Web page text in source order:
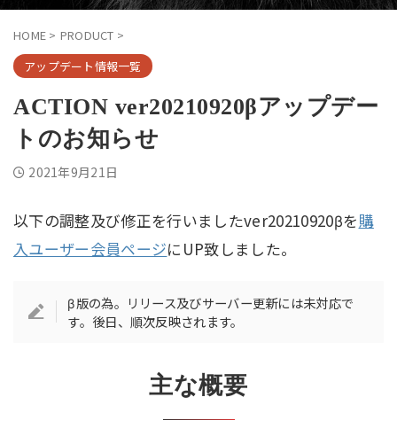
HOME > PRODUCT >
アップデート情報一覧
ACTION ver20210920βアップデー
トのお知らせ
2021年9月21日
以下の調整及び修正を行いましたver20210920βを購
入ユーザー会員ページにUP致しました。
β版の為。リリース及びサーバー更新には未対応で
す。後日、順次反映されます。
主な概要